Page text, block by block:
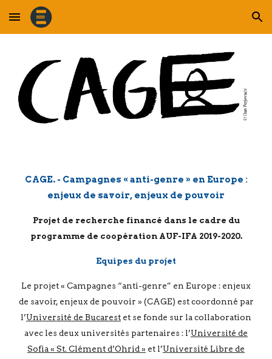
Skip to main content Skip to navigation
CAGE. - Campagnes « anti-genre » en Europe :
enjeux de savoir, enjeux de pouvoir
Projet de recherche financé dans le cadre du
programme de coopération AUF-IFA 2019-2020.
Equipes du projet
Le projet « Campagnes “anti-genre” en Europe : enjeux
de savoir, enjeux de pouvoir » (CAGE) est coordonné par
l’Université de Bucarest et se fonde sur la collaboration
avec les deux universités partenaires : l’Université de
Sofia « St. Clément d’Ohrid » et l’Université Libre de